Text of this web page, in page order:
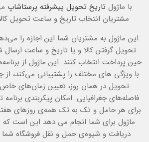
با ماژول تاریخ تحویل پیشرفته پرستاشاپ
مشتریان انتخاب تاریخ و ساعت تحویل
این ماژول به مشتریان شما این اجازه را
تحویل گرفتن کالا و یا تاریخ و ساعت ارسال
حین پرداخت انتخاب کنند. این ماژول از
با ویژگی های مختلف را پشتیبانی می‌کند، از
تحویل در همان روز، تعیین زمان‌های
فاصله‌های جغرافیایی. امکان پیکربندی
برای هر حامل و تک به تک همه‌ی روزهای
ماژول برای شما انجام می دهد این است که
دریافت و شیوه‌ی حمل و نقل فروشگاه شما